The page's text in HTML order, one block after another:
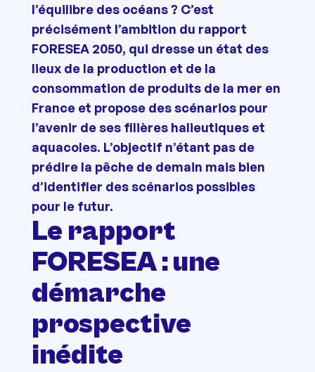
l’équilibre des océans ? C’est
précisément l’ambition du rapport
FORESEA 2050, qui dresse un état des
lieux de la production et de la
consommation de produits de la mer en
France et propose des scénarios pour
l’avenir de ses filières halieutiques et
aquacoles. L’objectif n’étant pas de
prédire la pêche de demain mais bien
d’identifier des scénarios possibles
pour le futur.
Le rapport
FORESEA : une
démarche
prospective
inédite